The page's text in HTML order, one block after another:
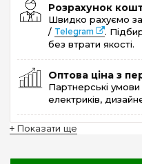
Розрахунок
Швидко рахуємо
/ Telegram
.
без втрати якості.
Оптова ціна з
Партнерські
електриків,
+ Показати ще